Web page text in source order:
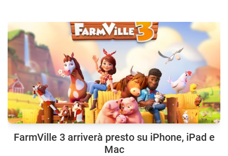
FarmVille 3 arriverà presto su iPhone, iPad e
Mac